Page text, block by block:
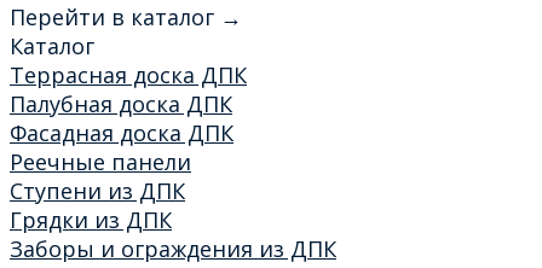
Перейти в каталог →
Каталог
Террасная доска ДПК
Палубная доска ДПК
Фасадная доска ДПК
Реечные панели
Ступени из ДПК
Грядки из ДПК
Заборы и ограждения из ДПК